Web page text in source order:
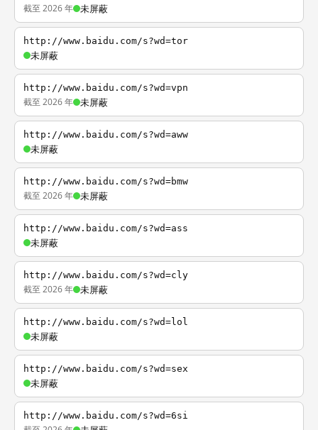
截至 2026 年 未屏蔽
http://www.baidu.com/s?wd=tor
未屏蔽
http://www.baidu.com/s?wd=vpn
截至 2026 年 未屏蔽
http://www.baidu.com/s?wd=aww
未屏蔽
http://www.baidu.com/s?wd=bmw
截至 2026 年 未屏蔽
http://www.baidu.com/s?wd=ass
未屏蔽
http://www.baidu.com/s?wd=cly
截至 2026 年 未屏蔽
http://www.baidu.com/s?wd=lol
未屏蔽
http://www.baidu.com/s?wd=sex
未屏蔽
http://www.baidu.com/s?wd=6si